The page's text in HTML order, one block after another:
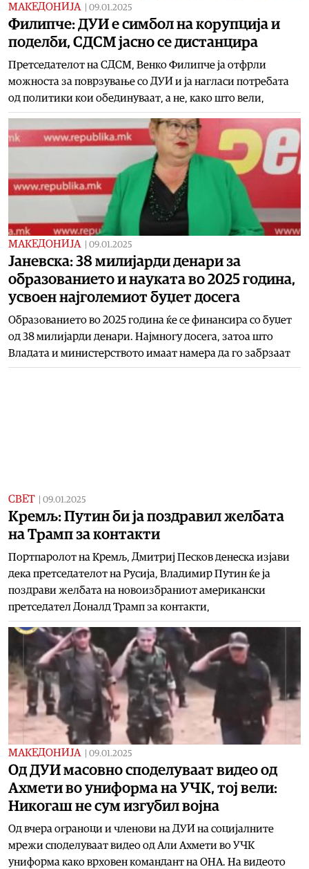
МАКЕДОНИЈА 09.01.2025
Филипче: ДУИ е симбол на корупција и
поделби, СДСМ јасно се дистанцира
Претседателот на СДСМ, Венко Филипче ја отфрли
можноста за поврзување со ДУИ и ја нагласи потребата
од политики кои обединуваат, а не, како што вели,
МАКЕДОНИЈА 09.01.2025
Јаневска: 38 милијарди денари за
образованието и науката во 2025 година,
усвоен најголемиот буџет досега
Образованието во 2025 година ќе се финансира со буџет
од 38 милијарди денари. Најмногу досега, затоа што
Владата и министерството имаат намера да го забрзаат
СВЕТ 09.01.2025
Кремљ: Путин би ја поздравил желбата
на Трамп за контакти
Портпаролот на Кремљ, Дмитриј Песков денеска изјави
дека претседателот на Русија, Владимир Путин ќе ја
поздрави желбата на новоизбраниот американски
претседател Доналд Трамп за контакти,
МАКЕДОНИЈА 09.01.2025
Oд ДУИ масовно споделуваат видео од
Ахмети во униформа на УЧК, тој вели:
Никогаш не сум изгубил војна
Од вчера ограноци и членови на ДУИ на социјалните
мрежи споделуваат видео од Али Ахмети во УЧК
униформа како врховен командант на ОНА. На видеото